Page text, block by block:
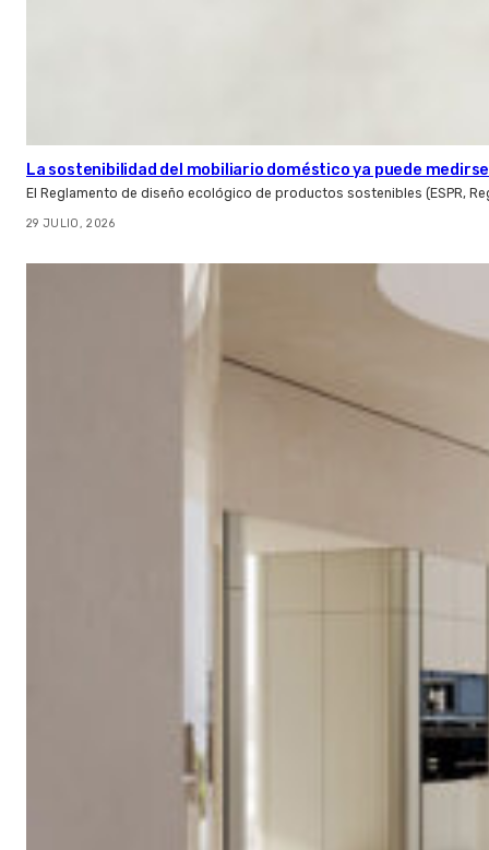
La sostenibilidad del mobiliario doméstico ya puede
El Reglamento de diseño ecológico de productos sostenibles (ESPR,
29 JULIO, 2026